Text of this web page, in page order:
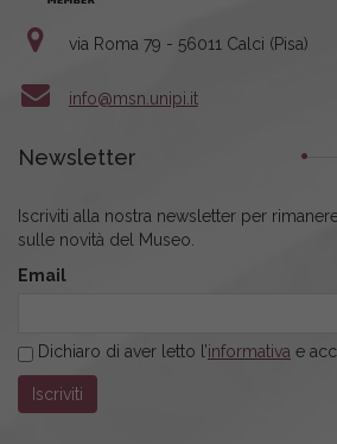
via Roma 79 - 56011 Calci (Pisa)
info@msn.unipi.it
Newsletter
Iscriviti alla nostra newsletter per
sulle novità del Museo.
Email
Dichiaro di aver letto l’informativa e